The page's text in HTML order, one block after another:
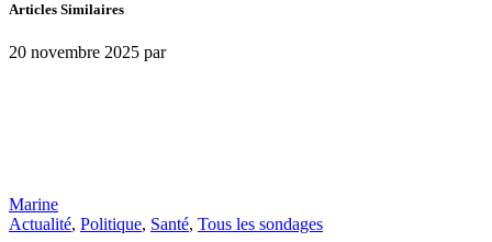
Articles Similaires
20 novembre 2025 par
Marine
Actualité, Politique, Santé, Tous les sondages